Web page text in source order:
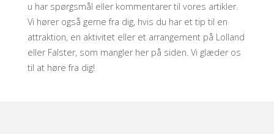
u har spørgsmål eller kommentarer til vores artikler.
Vi hører også gerne fra dig, hvis du har et tip til en
attraktion, en aktivitet eller et arrangement på Lolland
eller Falster, som mangler her på siden. Vi glæder os
til at høre fra dig!